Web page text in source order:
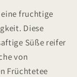
fruchtige
Diese
Süße reifer
von
Früchtetee